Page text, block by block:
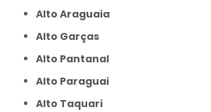
Alto Araguaia
Alto Garças
Alto Pantanal
Alto Paraguai
Alto Taquari